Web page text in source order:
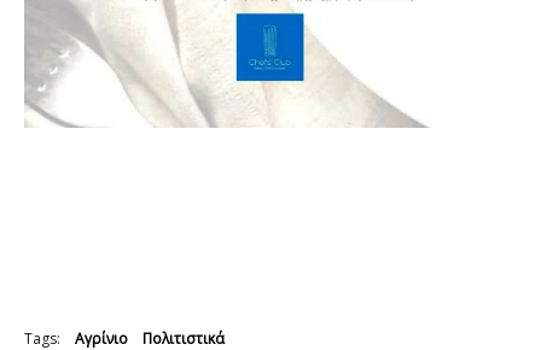
Tags: Αγρίνιο Πολιτιστικά